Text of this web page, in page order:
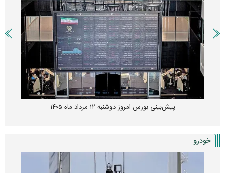
پیش‌بینی بورس امروز دوشنبه ۱۲ مرداد ماه ۱۴۰۵
خودرو